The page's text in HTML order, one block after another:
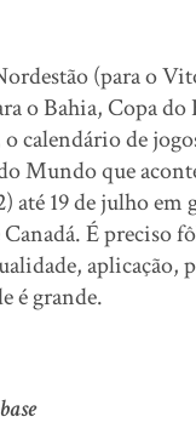
(para o
o Bahia, Copa
o calendário de
Mundo que
até 19 de julho em
É preciso
aplicação,
é grande.